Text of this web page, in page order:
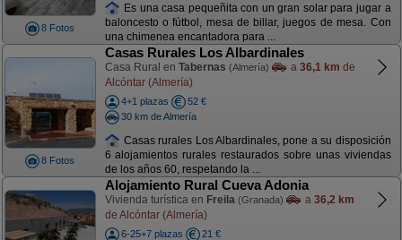
8 Fotos
Es una casa pequeñita con un gran solar para jugar a
baloncesto o fútbol, mesa de billar, juegos de mesa. Con
una chimenea encantadora para ...
8 Fotos
Casas Rurales Los Albardinales
Casa Rural en Tabernas (Almería) a 36,1 km de
Alcóntar (Almería)
4+1 plazas
52 €
30 km de Almería
Casas rurales Los Albardinales, pone a su disposición
6 alojamientos rurales restaurados sobre unas viviendas
de los años 60, respetando la ...
Alojamiento Rural Cueva Adonia
Vivienda turística en Freila (Granada) a 36,2 km
de Alcóntar (Almería)
6-25+7 plazas
21 €